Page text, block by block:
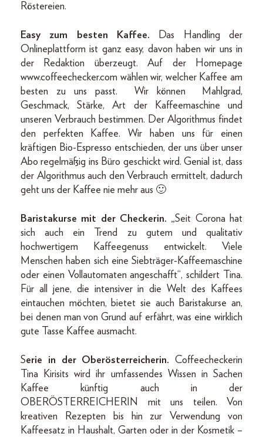
Röstereien.
Easy zum besten Kaffee. Das Handling der
Onlineplattform ist ganz easy, davon haben wir uns in
der Redaktion überzeugt. Auf der Homepage
www.coffeechecker.com wählen wir, welcher Kaffee am
besten zu uns passt. Wir können Mahlgrad,
Geschmack, Stärke, Art der Kaffeemaschine und
unseren Verbrauch bestimmen. Der Algorithmus findet
den perfekten Kaffee. Wir haben uns für einen
kräftigen Bio-Espresso entschieden, der uns über unser
Abo regelmäßig ins Büro geschickt wird. Genial ist, dass
der Algorithmus auch den Verbrauch ermittelt, dadurch
geht uns der Kaffee nie mehr aus 🙂
Baristakurse mit der Checkerin. „Seit Corona hat
sich auch ein Trend zu gutem und qualitativ
hochwertigem Kaffeegenuss entwickelt. Viele
Menschen haben sich eine Siebträger-Kaffeemaschine
oder einen Vollautomaten angeschafft“, schildert Tina.
Für all jene, die intensiver in die Welt des Kaffees
eintauchen möchten, bietet sie auch Baristakurse an,
bei denen man von Grund auf erfährt, was eine wirklich
gute Tasse Kaffee ausmacht.
Serie in der Oberösterreicherin. Coffeecheckerin
Tina Kirisits wird ihr umfassendes Wissen in Sachen
Kaffee künftig auch in der
OBERÖSTERREICHERIN mit uns teilen. Von
kreativen Rezepten bis hin zur Verwendung von
Kaffeesatz in Haushalt, Garten oder in der Kosmetik –